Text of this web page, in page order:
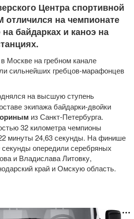
Центра спортивной
на чемпионате
байдарках и каноэ на
Москве на гребном канале
сильнейших гребцов-марафонцев
на высшую ступень
экипажа байдарки-двойки
из Санкт-Петербурга.
32 километра чемпионы
минуты 24,63 секунды. На финише
опередили серебряных
и Владислава Литовку,
край и Омскую область.